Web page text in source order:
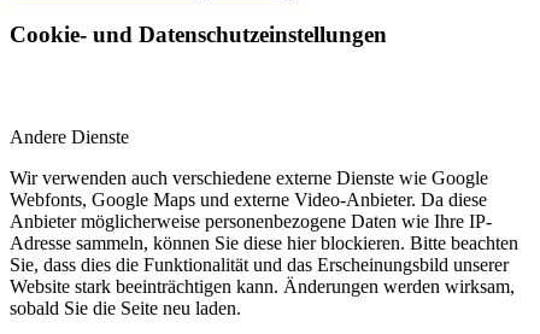
Cookie- und Datenschutzeinstellungen
Andere Dienste
Wir verwenden auch verschiedene externe Dienste wie Google
Webfonts, Google Maps und externe Video-Anbieter. Da diese
Anbieter möglicherweise personenbezogene Daten wie Ihre IP-
Adresse sammeln, können Sie diese hier blockieren. Bitte beachten
Sie, dass dies die Funktionalität und das Erscheinungsbild unserer
Website stark beeinträchtigen kann. Änderungen werden wirksam,
sobald Sie die Seite neu laden.